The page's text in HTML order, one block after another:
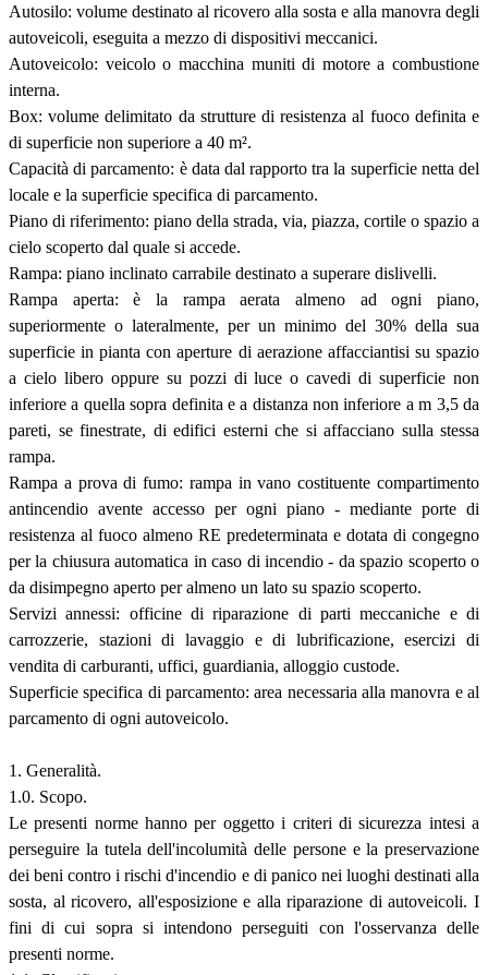
Autosilo: volume destinato al ricovero alla sosta e alla manovra degli
autoveicoli, eseguita a mezzo di dispositivi meccanici.
Autoveicolo: veicolo o macchina muniti di motore a combustione
interna.
Box: volume delimitato da strutture di resistenza al fuoco definita e
di superficie non superiore a 40 m².
Capacità di parcamento: è data dal rapporto tra la superficie netta del
locale e la superficie specifica di parcamento.
Piano di riferimento: piano della strada, via, piazza, cortile o spazio a
cielo scoperto dal quale si accede.
Rampa: piano inclinato carrabile destinato a superare dislivelli.
Rampa aperta: è la rampa aerata almeno ad ogni piano,
superiormente o lateralmente, per un minimo del 30% della sua
superficie in pianta con aperture di aerazione affacciantisi su spazio
a cielo libero oppure su pozzi di luce o cavedi di superficie non
inferiore a quella sopra definita e a distanza non inferiore a m 3,5 da
pareti, se finestrate, di edifici esterni che si affacciano sulla stessa
rampa.
Rampa a prova di fumo: rampa in vano costituente compartimento
antincendio avente accesso per ogni piano - mediante porte di
resistenza al fuoco almeno RE predeterminata e dotata di congegno
per la chiusura automatica in caso di incendio - da spazio scoperto o
da disimpegno aperto per almeno un lato su spazio scoperto.
Servizi annessi: officine di riparazione di parti meccaniche e di
carrozzerie, stazioni di lavaggio e di lubrificazione, esercizi di
vendita di carburanti, uffici, guardiania, alloggio custode.
Superficie specifica di parcamento: area necessaria alla manovra e al
parcamento di ogni autoveicolo.
1. Generalità.
1.0. Scopo.
Le presenti norme hanno per oggetto i criteri di sicurezza intesi a
perseguire la tutela dell'incolumità delle persone e la preservazione
dei beni contro i rischi d'incendio e di panico nei luoghi destinati alla
sosta, al ricovero, all'esposizione e alla riparazione di autoveicoli. I
fini di cui sopra si intendono perseguiti con l'osservanza delle
presenti norme.